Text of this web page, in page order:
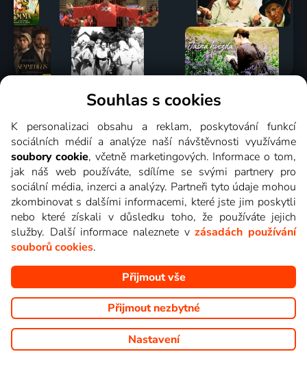
Funguje všude a bez sekání
Televizní stanice a pořady můžete sledovat přes internet
na televizi, počítači, mobilu i tabletu kdekoli v celé EU.
Díky použití nejmodernějších technologií Lepší.TV plynule
funguje i na pomalém připojení (od 3 Mb/s).
Další zařízení
Souhlas s cookies
K personalizaci obsahu a reklam, poskytování funkcí
sociálních médií a analýze naší návštěvnosti využíváme
soubory cookie, včetně marketingových. Informace o tom,
jak náš web používáte, sdílíme se svými partnery pro
sociální média, inzerci a analýzy. Partneři tyto údaje mohou
zkombinovat s dalšími informacemi, které jste jim poskytli
nebo které získali v důsledku toho, že používáte jejich
služby. Další informace naleznete vzásadách používání
souborů cookies.
Přijmout vše
Přijmout nezbytné
Nastavení